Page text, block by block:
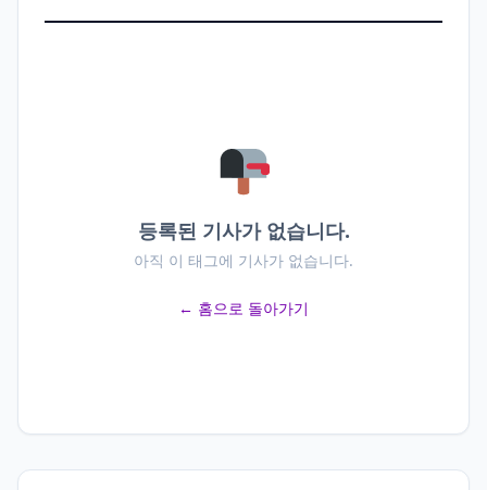
등록된 기사가 없습니다.
아직 이 태그에 기사가 없습니다.
← 홈으로 돌아가기